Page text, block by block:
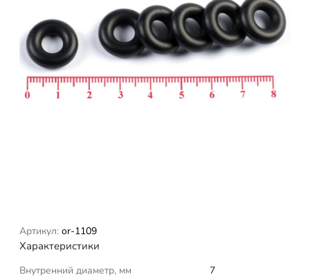
Артикул: or-1109
Характеристики
Внутренний диаметр, мм
7